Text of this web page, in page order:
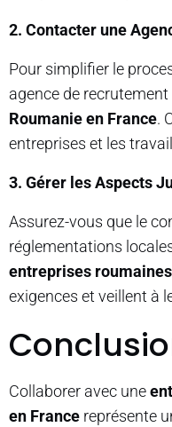
2. Contacter une
Pour simplifier le
agence de recrutement
Roumanie en France.
entreprises et les
3. Gérer les Aspects
Assurez-vous que le
réglementations
entreprises roumaines
exigences et veillent à
Collaborer avec une
en France représente